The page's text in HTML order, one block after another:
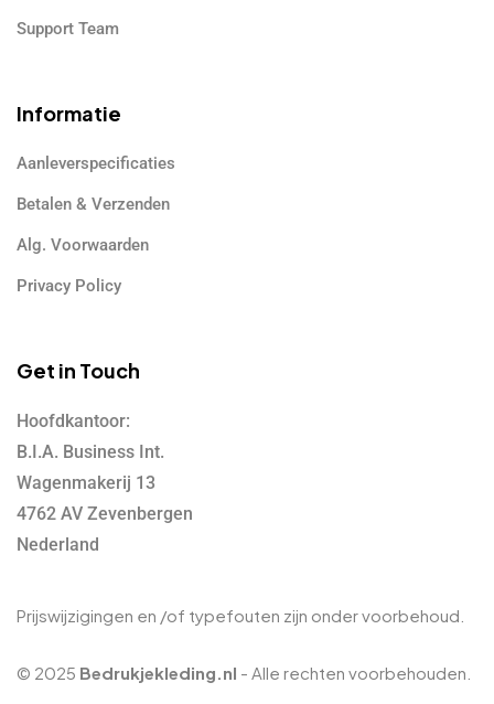
Support Team
Informatie
Aanleverspecificaties
Betalen & Verzenden
Alg. Voorwaarden
Privacy Policy
Get in Touch
Hoofdkantoor:
B.I.A. Business Int.
Wagenmakerij 13
4762 AV Zevenbergen
Nederland
Prijswijzigingen en /of typefouten zijn onder voorbehoud.
© 2025 Bedrukjekleding.nl - Alle rechten voorbehouden.